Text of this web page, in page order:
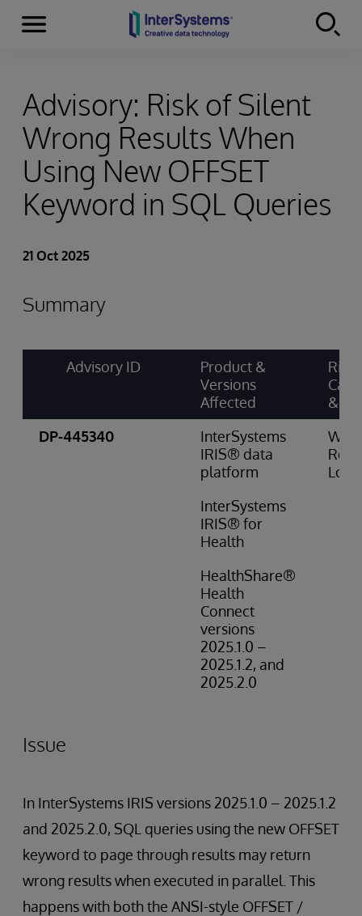
Skip to content
Menu
Advisory: Risk of Silent
Wrong Results When
Using New OFFSET
Keyword in SQL Queries
21 Oct 2025
Summary
Advisory ID
Product &
Versions
Affected
Risk
&
DP-445340
InterSystems
IRIS® data
platform
InterSystems
IRIS® for
Health
HealthShare®
Health
Connect
versions
2025.1.0 –
2025.1.2, and
2025.2.0
Low
Issue
In InterSystems IRIS versions 2025.1.0 – 2025.1.2
and 2025.2.0, SQL queries using the new OFFSET
keyword to page through results may return
wrong results when executed in parallel. This
happens with both the ANSI-style OFFSET /